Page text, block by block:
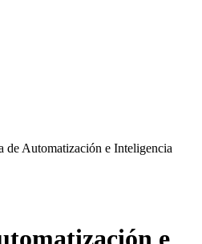
de Automatización e Inteligencia